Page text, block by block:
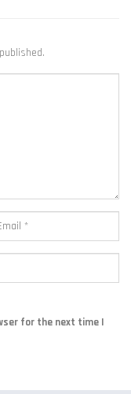
for the next time I